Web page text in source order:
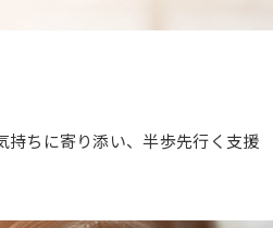
持ちに寄り添い、半歩先行く支援